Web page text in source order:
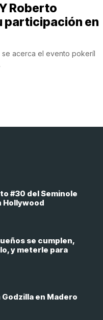
Roberto
participación en
acerca el evento pokeríl
#30 del Seminole
Hollywood
se cumplen,
y meterle para
en Madero